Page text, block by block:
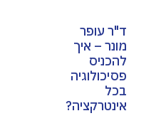
ד"ר עופר
מונר – איך
להכניס
פסיכולוגיה
בכל
אינטרקציה?